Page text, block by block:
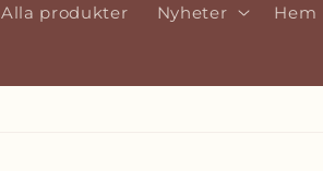
Alla produkter Nyheter Hem